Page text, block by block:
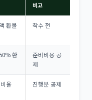
비고
환불 착수 전
환
준비비용 공
제
율
진행분 공제